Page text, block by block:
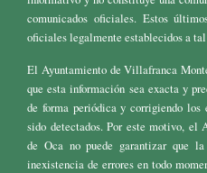
comunicados oficiales. Estos
oficiales legalmente establecidos a
El Ayuntamiento de Villafranca
que esta información sea exacta y
de forma periódica y corrigiendo los
sido detectados. Por este motivo, el
de Oca no puede garantizar que
inexistencia de errores en todo